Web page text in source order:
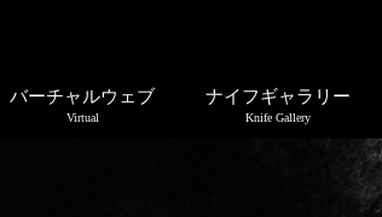
バーチャルウェブ
Virtual
ナイフギャラリー
Knife Gallery